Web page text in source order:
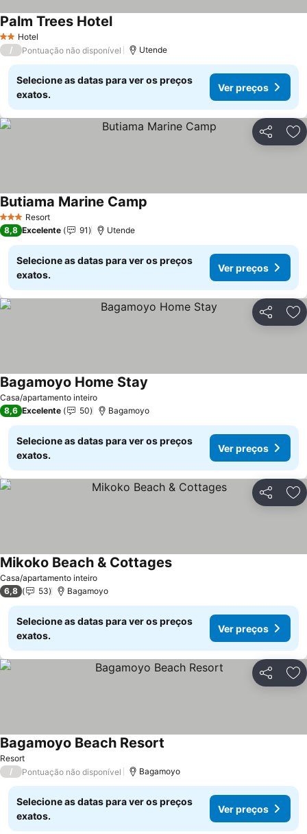
2 Estrelas
Hotel
Palm Trees HotelVer preços
/ Pontuação não disponível Utende
Selecione as datas para ver os preços
exatos.
Ver preços
Partilhar
3 EstrelasResort
Butiama Marine Camp
8,8 Excelente 91 Utende
Selecione as datas para ver os preços
exatos.
Ver preços
Partilhar
Casa/apartamento inteiro
Bagamoyo Home Stay
8,6 Excelente 50 Bagamoyo
Selecione as datas para ver os preços
exatos.
Ver preços
Partilhar
Casa/apartamento inteiro
Mikoko Beach & CottagesVer preços
6,8 53 Bagamoyo
Selecione as datas para ver os preços
exatos.
Ver preços
Partilhar
Resort
Bagamoyo Beach Resort
/ Pontuação não disponível Bagamoyo
Selecione as datas para ver os preços
exatos.
Ver preços